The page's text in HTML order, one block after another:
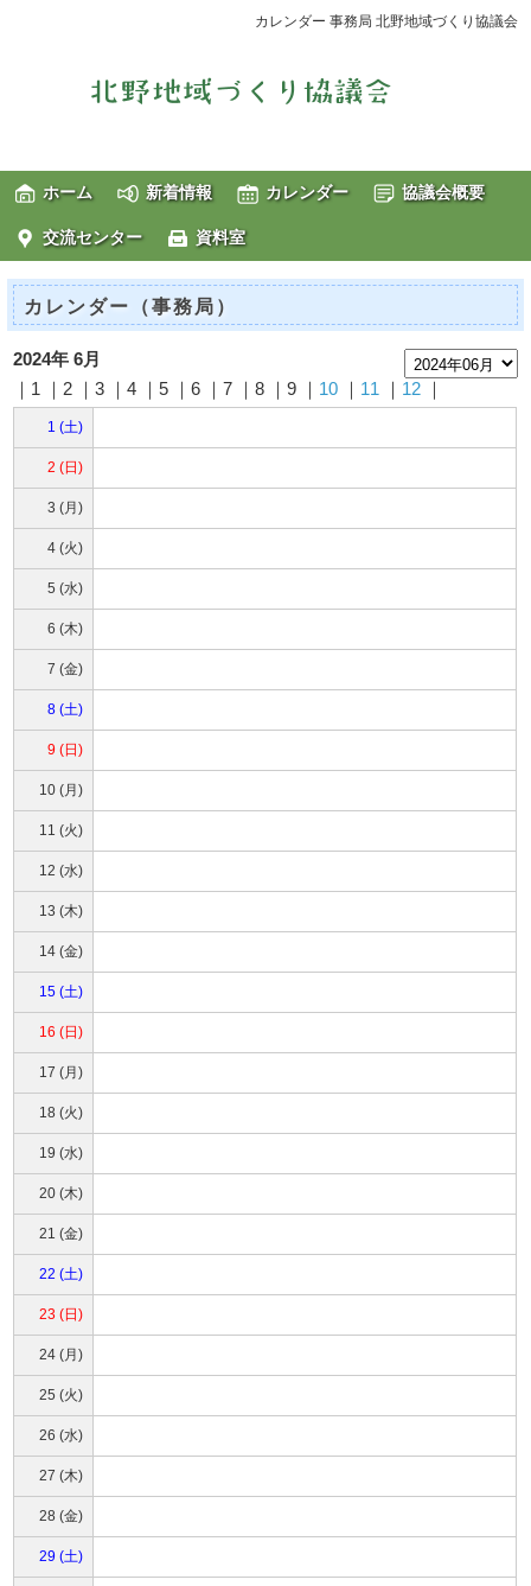
カレンダー 事務局 北野地域づくり協議会
ホーム 新着情報 カレンダー 協議会概要
交流センター 資料室
カレンダー（事務局）
2024年 6月
｜1 ｜2 ｜3 ｜4 ｜5 ｜6 ｜7 ｜8 ｜9 ｜ 10 11 12
1 (土)
2 (日)
3 (月)
4 (火)
5 (水)
6 (木)
7 (金)
8 (土)
9 (日)
10 (月)
11 (火)
12 (水)
13 (木)
14 (金)
15 (土)
16 (日)
17 (月)
18 (火)
19 (水)
20 (木)
21 (金)
22 (土)
23 (日)
24 (月)
25 (火)
26 (水)
27 (木)
28 (金)
29 (土)